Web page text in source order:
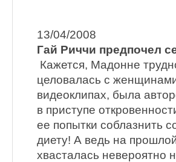
13/04/2008
Гай Риччи предпочел
Кажется, Мадонне
целовалась с
видеоклипах, была
в приступе
ее попытки соблазнить
диету! А ведь на
хвасталась невероятно